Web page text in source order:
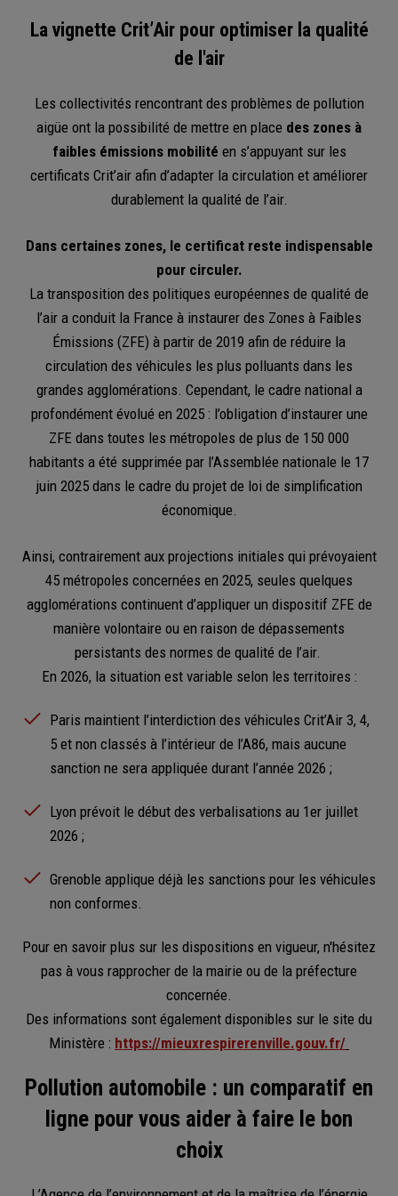
La vignette Crit’Air pour optimiser la qualité
de l'air
Les collectivités rencontrant des problèmes de pollution
aigüe ont la possibilité de mettre en place des zones à
faibles émissions mobilité en s’appuyant sur les
certificats Crit’air afin d’adapter la circulation et améliorer
durablement la qualité de l’air.
Dans certaines zones, le certificat reste indispensable
pour circuler.
La transposition des politiques européennes de qualité de
l’air a conduit la France à instaurer des Zones à Faibles
Émissions (ZFE) à partir de 2019 afin de réduire la
circulation des véhicules les plus polluants dans les
grandes agglomérations. Cependant, le cadre national a
profondément évolué en 2025 : l’obligation d’instaurer une
ZFE dans toutes les métropoles de plus de 150 000
habitants a été supprimée par l’Assemblée nationale le 17
juin 2025 dans le cadre du projet de loi de simplification
économique.
Ainsi, contrairement aux projections initiales qui prévoyaient
45 métropoles concernées en 2025, seules quelques
agglomérations continuent d’appliquer un dispositif ZFE de
manière volontaire ou en raison de dépassements
persistants des normes de qualité de l’air.
En 2026, la situation est variable selon les territoires :
Paris maintient l’interdiction des véhicules Crit’Air 3, 4,
5 et non classés à l’intérieur de l’A86, mais aucune
sanction ne sera appliquée durant l’année 2026 ;
Lyon prévoit le début des verbalisations au 1er juillet
2026 ;
Grenoble applique déjà les sanctions pour les véhicules
non conformes.
Pour en savoir plus sur les dispositions en vigueur, n'hésitez
pas à vous rapprocher de la mairie ou de la préfecture
concernée.
Des informations sont également disponibles sur le site du
Ministère : https://mieuxrespirerenville.gouv.fr/
Pollution automobile : un comparatif en
ligne pour vous aider à faire le bon
choix